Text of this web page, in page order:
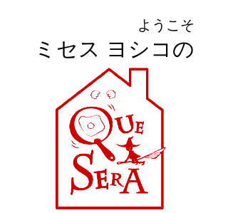
ようこそ
ミセス ヨシコの